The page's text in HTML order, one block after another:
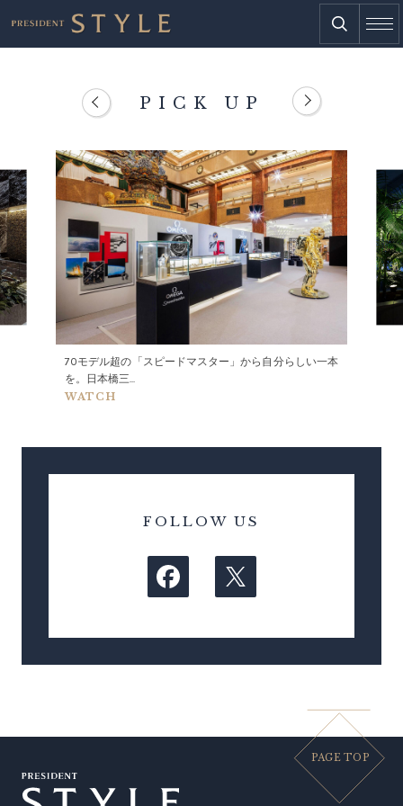
PICK UP
70モデル超の「スピードマスター」から自分らしい一本
を。日本橋三...
WATCH
FOLLOW US
PAGE TOP